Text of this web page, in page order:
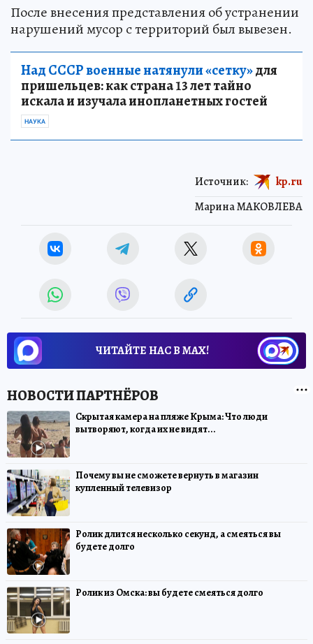
После внесения представления об устранении
нарушений мусор с территорий был вывезен.
Над СССР военные натянули «сетку»для
пришельцев: как страна 13 лет тайно
искала и изучала инопланетных гостей
НАУКА
Марина МАКОВЛЕВА
Источник: kp.ru
ЧИТАЙТЕ НАС В МАХ!
Скрытая камера на пляже Крыма: Что люди
вытворяют, когда их не видят...
Почему вы не сможете вернуть в магазин
купленный телевизор
Ролик длится несколько секунд, а смеяться вы
будете долго
Ролик из Омска: вы будете смеяться долго